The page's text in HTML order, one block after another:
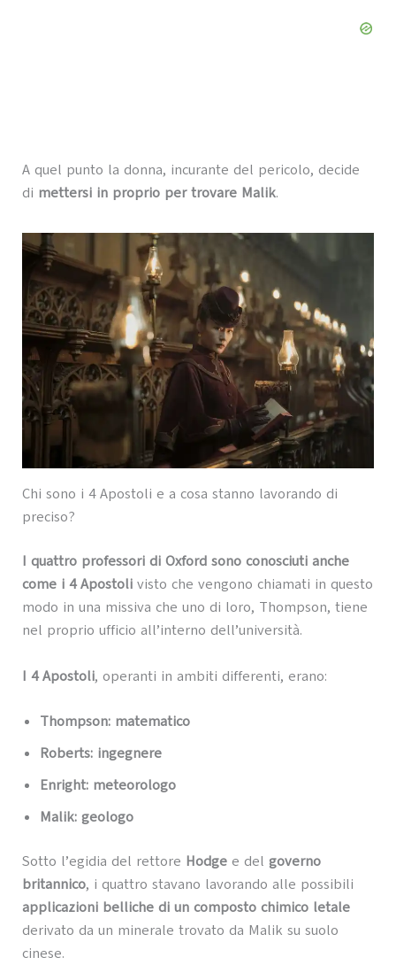
A quel punto la donna, incurante del pericolo, decide
di mettersi in proprio per trovare Malik.
Chi sono i 4 Apostoli e a cosa stanno lavorando di
preciso?
I quattro professori di Oxford sono conosciuti anche
come i 4 Apostolivisto che vengono chiamati in questo
modo in una missiva che uno di loro, Thompson, tiene
nel proprio ufficio all’interno dell’università.
I 4 Apostoli, operanti in ambiti differenti, erano:
Thompson: matematico
Roberts: ingegnere
Enright: meteorologo
Malik: geologo
Sotto l’egidia del rettore Hodgee del governo
britannico, i quattro stavano lavorando alle possibili
applicazioni belliche di un composto chimico letale
derivato da un minerale trovato da Malik su suolo
cinese.